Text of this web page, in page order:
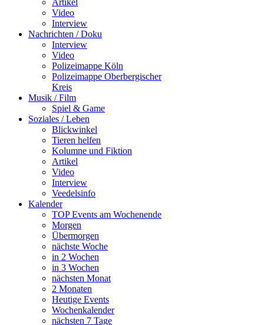
Artikel
Video
Interview
Nachrichten / Doku
Interview
Video
Polizeimappe Köln
Polizeimappe Oberbergischer
Kreis
Musik / Film
Spiel & Game
Soziales / Leben
Blickwinkel
Tieren helfen
Kolumne und Fiktion
Artikel
Video
Interview
Veedelsinfo
Kalender
TOP Events am Wochenende
Morgen
Übermorgen
nächste Woche
in 2 Wochen
in 3 Wochen
nächsten Monat
2 Monaten
Heutige Events
Wochenkalender
nächsten 7 Tage